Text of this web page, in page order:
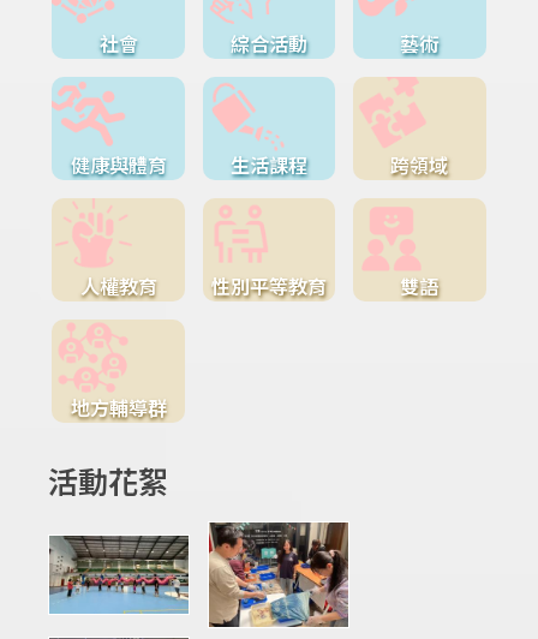
社會 綜合活動 藝術
健康與體育 生活課程 跨領域
人權教育 性別平等教育 雙語
地方輔導群
活動花絮